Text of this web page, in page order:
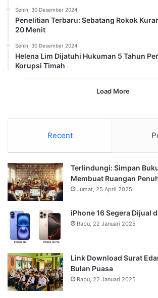
Senin, 30 Desember 2024
Penelitian Terbaru: Sebatang Rokok
20 Menit
Senin, 30 Desember 2024
Helena Lim Dijatuhi Hukuman 5 Tahun
Korupsi Timah
Load More
Recent
Terlindungi: Simpan
Membuat Ruangan
Jumat, 25 April 2025
iPhone 16 Segera Dijual
Rabu, 22 Januari 2025
Link Download Surat
Bulan Puasa
Rabu, 22 Januari 2025